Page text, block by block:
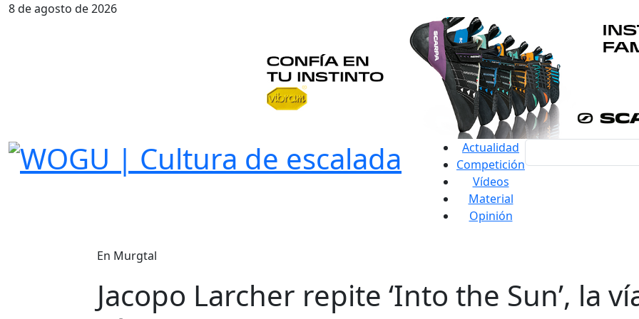
8 de agosto de 2026
Actualidad
Competición
Vídeos
Material
Opinión
En Murgtal
Jacopo Larcher repite ‘Into the Sun’, la